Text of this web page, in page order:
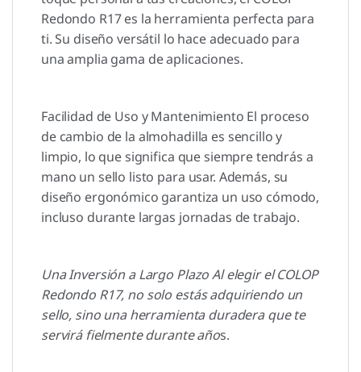
Redondo R17 es la herramienta perfecta para
ti. Su diseño versátil lo hace adecuado para
una amplia gama de aplicaciones.
Facilidad de Uso y Mantenimiento El proceso
de cambio de la almohadilla es sencillo y
limpio, lo que significa que siempre tendrás a
mano un sello listo para usar. Además, su
diseño ergonómico garantiza un uso cómodo,
incluso durante largas jornadas de trabajo.
Una Inversión a Largo Plazo Al elegir el COLOP
Redondo R17, no solo estás adquiriendo un
sello, sino una herramienta duradera que te
servirá fielmente durante años.